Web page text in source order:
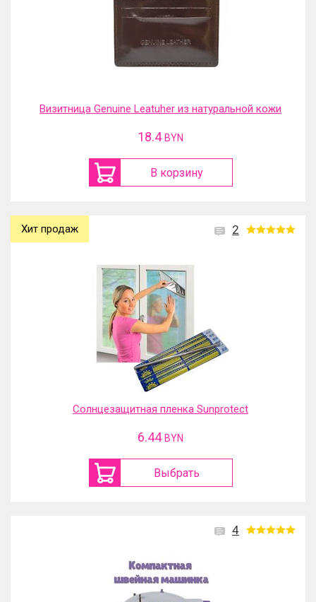
Визитница Genuine Leatuher из натуральной кожи
18.4 BYN
В корзину
2
Хит продаж
Солнцезащитная пленка Sunprotect
6.44 BYN
Выбрать
4